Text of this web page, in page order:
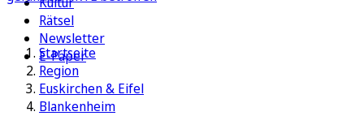
Rätsel
Newsletter
E-Paper
Startseite
Region
Euskirchen & Eifel
Blankenheim